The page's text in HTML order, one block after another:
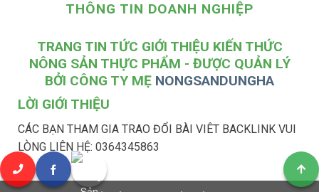
THÔNG TIN DOANH NGHIỆP
TRANG TIN TỨC GIỚI THIỆU KIẾN THỨC
NÔNG SẢN THỰC PHẨM - ĐƯỢC QUẢN LÝ
BỞI CÔNG TY MẸ NONGSANDUNGHA
LỜI GIỚI THIỆU
CÁC BẠN THAM GIA TRAO ĐỔI BÀI VIÊT BACKLINK VUI
LÒNG LIÊN HỆ: 0364345863